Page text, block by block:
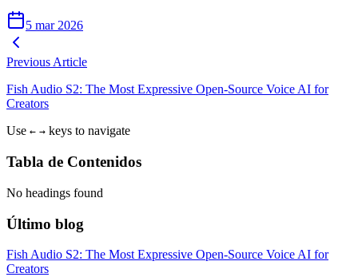
5 mar 2026
Previous Article
Fish Audio S2: The Most Expressive Open-Source Voice AI for
Creators
Use ← → keys to navigate
Tabla de Contenidos
No headings found
Último blog
Fish Audio S2: The Most Expressive Open-Source Voice AI for
Creators